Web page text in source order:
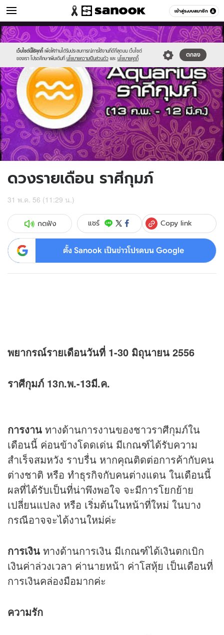
เข้าสู่ระบบสมาชิก
ดูดวง หมวดอื่นๆ
เว็บไซต์นี้ใช้คุกกี้ เพื่อให้ท่านได้รับประสบการณ์การใช้งานที่ดีที่สุดบน เว็บไซต์
ของเรา โปรดศึกษาเพิ่มเติมที่ นโยบายความเป็นส่วนตัว และ นโยบายคุกกี้
ตกลง
Sanook
//s.isanook.com/sr/0/images/logo-
new-
sanook.png
600
60
//s.isanook.com/ho/0/ud/9/46589/2aquarius.jpg
ดวงรายเดือน ราศีกุมภ์
31 พ.ค. 56 (11:29 น.)
กดฟัง แชร์ Copy link
ตั้ง Sanook เป็นข่าวโปรดบน Google
พยากรณ์รายเดือนวันที่ 1-30 มิถุนายน 2556
ราศีกุมภ์ 13ก.พ.-13มี.ค.
การงาน ทางด้านการงานของชาวราศีกุมภ์ใน
เดือนนี้ ค่อนข้างโดดเด่น มีเกณฑ์ได้รับความ
สำเร็จสมหวัง ราบรื่น หากคุณติดต่อการค้ากับคน
ต่างชาติ หรือ ทำธุรกิจกับคนต่างแดน ในเดือนนี้
ผลที่ได้รับเป็นที่น่าพึงพอใจ จะมีการโยกย้าย
เปลี่ยนแปลง หรือ เริ่มต้นในหน้าที่ใหม่ ในบาง
กรณีอาจจะได้งานใหม่ค่ะ
การเงิน ทางด้านการเงิน มีเกณฑ์ได้เงินตกเบิก
เงินค่าล่วงเวลา ค่านายหน้า ค่าโสหุ้ย เป็นเดือนที่
การเงินคล่องมือมากค่ะ
ความรัก